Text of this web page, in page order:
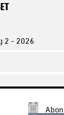
2 - 2026